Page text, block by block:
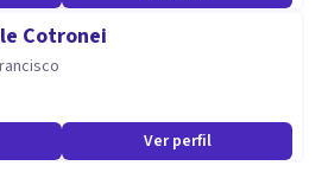
Cotronei
Ver perfil